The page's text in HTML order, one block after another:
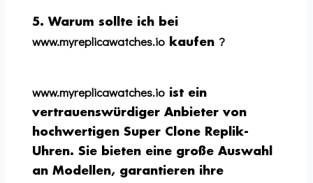
5. Warum sollte ich bei
www.myreplicawatches.io kaufen ?
www.myreplicawatches.io ist ein
vertrauenswürdiger Anbieter von
hochwertigen Super Clone Replik-
Uhren. Sie bieten eine große Auswahl
an Modellen, garantieren ihre